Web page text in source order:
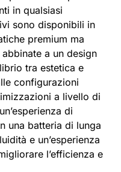
in qualsiasi
sono disponibili in
premium ma
a un design
tra estetica e
configurazioni
a livello di
di
una batteria di lunga
e un’esperienza
l’efficienza e